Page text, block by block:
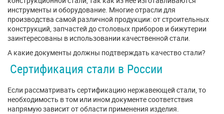
инструменты и оборудование. Многие отрасли для
производства самой различной продукции: от строительных
конструкций, запчастей до столовых приборов и бижутерии
заинтересованы в использовании качественной стали.
А какие документы должны подтверждать качество стали?
Сертификация стали в России
Если рассматривать сертификацию нержавеющей стали, то
необходимость в том или ином документе соответствия
напрямую зависит от области применения изделия.